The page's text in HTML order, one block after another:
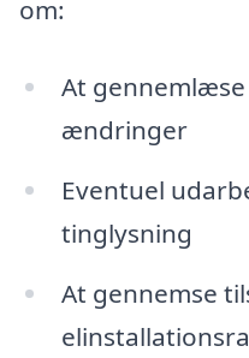
om:
At
ændringer
Eventuel
tinglysning
At gennemse